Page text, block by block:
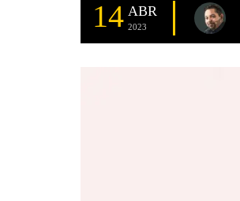
14 ABR
2023